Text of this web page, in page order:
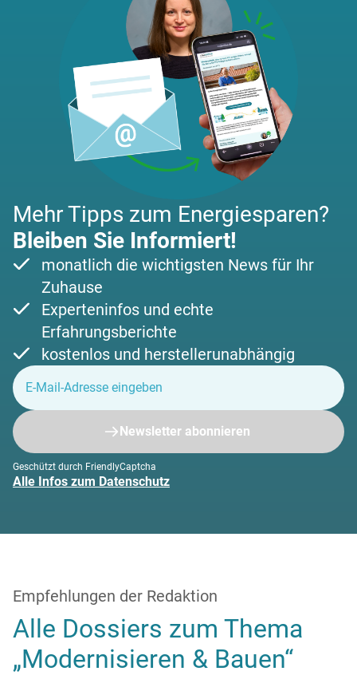
Mehr Tipps zum Energiesparen?
Bleiben Sie Informiert!
monatlich die wichtigsten News für Ihr
Zuhause
Experteninfos und echte
Erfahrungsberichte
kostenlos und herstellerunabhängig
Newsletter abonnieren
Geschützt durch FriendlyCaptcha
Alle Infos zum Datenschutz
Empfehlungen der Redaktion
Alle Dossiers zum Thema
„Modernisieren & Bauen“